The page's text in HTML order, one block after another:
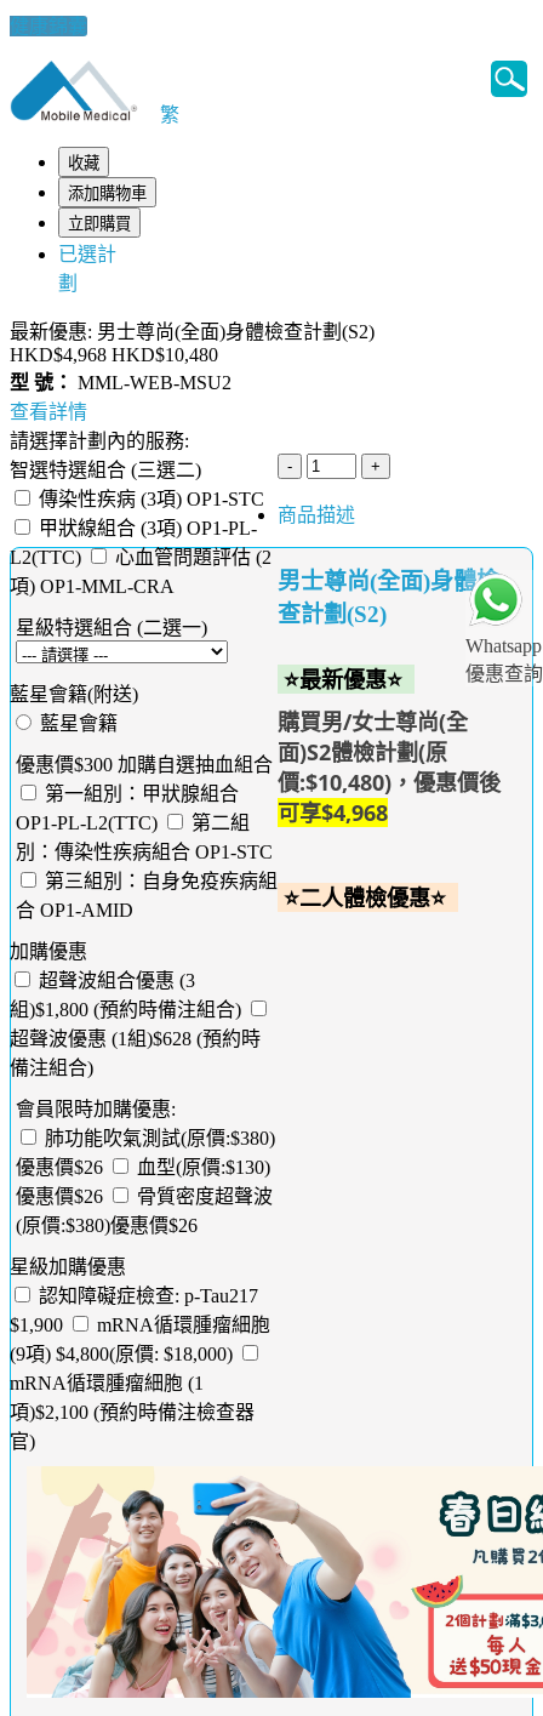
健康錦囊
Whatsapp
優惠查詢
繁
收藏
添加購物車
立即購買
已選計
劃
最新優惠: 男士尊尚(全面)身體檢查計劃(S2)
HKD$4,968 HKD$10,480
型 號： MML-WEB-MSU2
查看詳情
請選擇計劃內的服務:
智選特選組合 (三選二)
傳染性疾病 (3項) OP1-STC
甲狀線組合 (3項) OP1-PL-
L2(TTC)
心血管問題評估 (2
項) OP1-MML-CRA
星級特選組合 (二選一)
藍星會籍(附送)
藍星會籍
優惠價$300 加購自選抽血組合
第一組別：甲狀腺組合
OP1-PL-L2(TTC)
第二組
別：傳染性疾病組合 OP1-STC
第三組別：自身免疫疾病組
合 OP1-AMID
加購優惠
超聲波組合優惠 (3
組)$1,800 (預約時備注組合)
超聲波優惠 (1組)$628 (預約時
備注組合)
會員限時加購優惠:
肺功能吹氣測試(原價:$380)
優惠價$26
血型(原價:$130)
優惠價$26
骨質密度超聲波
(原價:$380)優惠價$26
星級加購優惠
認知障礙症檢查: p-Tau217
$1,900
mRNA循環腫瘤細胞
(9項) $4,800(原價: $18,000)
mRNA循環腫瘤細胞 (1
項)$2,100 (預約時備注檢查器
官)
商品描述
男士尊尚(全面)身體檢
查計劃(S2)
⭐最新優惠⭐
購買男/女士尊尚(全
面)S2體檢計劃(原
價:$10,480)，優惠價後
可享$4,968
⭐二人體檢優惠⭐